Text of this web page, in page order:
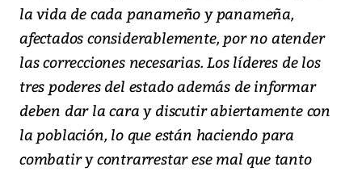
la vida de cada panameño y panameña,
afectados considerablemente, por no atender
las correcciones necesarias. Los líderes de los
tres poderes del estado además de informar
deben dar la cara y discutir abiertamente con
la población, lo que están haciendo para
combatir y contrarrestar ese mal que tanto